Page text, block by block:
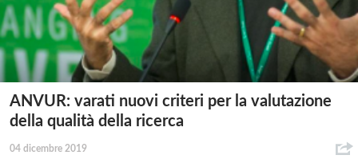
ANVUR: varati nuovi criteri per la valutazione
della qualità della ricerca
04 dicembre 2019